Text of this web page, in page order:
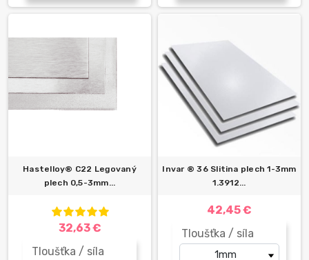
Hastelloy® C22 Legovaný
plech 0,5-3mm...
32,63 €
Tloušťka / síla
Invar ® 36 Slitina plech 1-3mm
1.3912...
42,45 €
Tloušťka / síla